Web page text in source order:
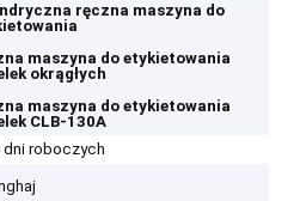
ręczna maszyna do
maszyna do etykietowania
okrągłych
maszyna do etykietowania
CLB-130A
dni roboczych